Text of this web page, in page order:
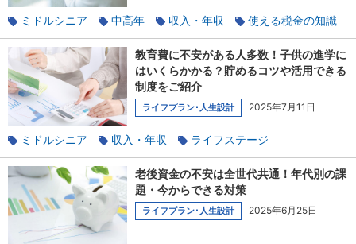
ミドルシニア 中高年 収入・年収
使える税金の知識
年金
貯蓄
教育費に不安がある人多数！子供の進学に
はいくらかかる？貯めるコツや活用できる
制度をご紹介
ライフプラン･人生設計 2025年7月11日
ミドルシニア 収入・年収
ライフステージ
家族と相談
子育て
老後資金の不安は全世代共通！年代別の課
題・今からできる対策
ライフプラン･人生設計 2025年6月25日